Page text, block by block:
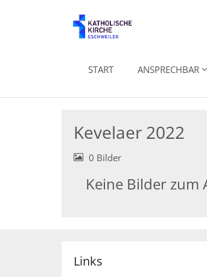
START ANSPRECHBAR
Kevelaer 2022
0 Bilder
Keine Bilder zum
Links